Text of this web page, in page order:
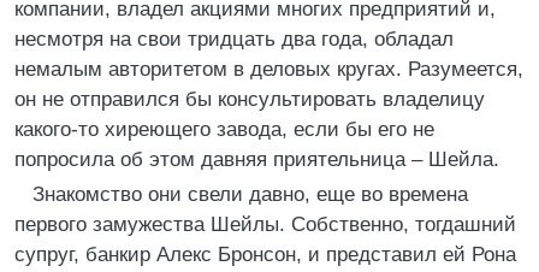
компании, владел акциями многих предприятий и,
несмотря на свои тридцать два года, обладал
немалым авторитетом в деловых кругах. Разумеется,
он не отправился бы консультировать владелицу
какого-то хиреющего завода, если бы его не
попросила об этом давняя приятельница – Шейла.
Знакомство они свели давно, еще во времена
первого замужества Шейлы. Собственно, тогдашний
супруг, банкир Алекс Бронсон, и представил ей Рона